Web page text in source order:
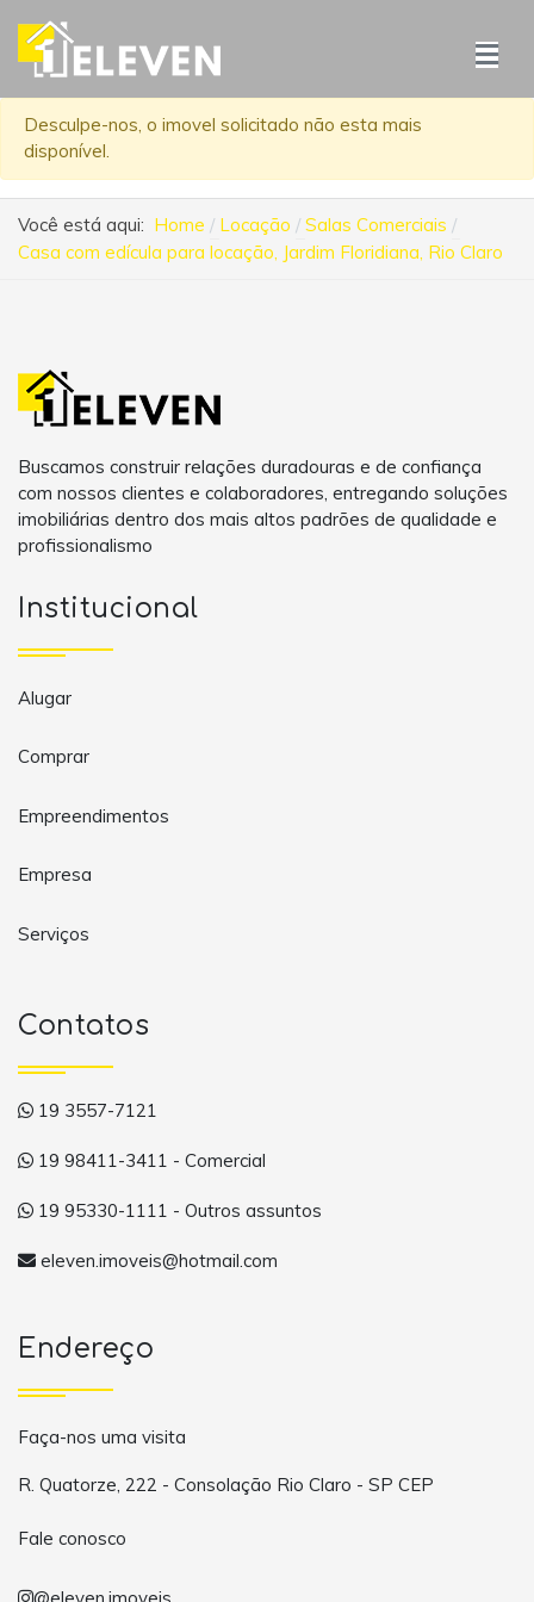
Desculpe-nos, o imovel solicitado não esta mais
disponível.
Você está aqui: Home Locação
Salas Comerciais
Casa com edícula para locação, Jardim Floridiana, Rio Claro
Buscamos construir relações duradouras e de confiança
com nossos clientes e colaboradores, entregando soluções
imobiliárias dentro dos mais altos padrões de qualidade e
profissionalismo
Institucional
Alugar
Comprar
Empreendimentos
Empresa
Serviços
Contatos
19 3557-7121
19 98411-3411 - Comercial
19 95330-1111 - Outros assuntos
eleven.imoveis@hotmail.com
Endereço
Faça-nos uma visita
R. Quatorze, 222 - Consolação Rio Claro - SP CEP
Fale conosco